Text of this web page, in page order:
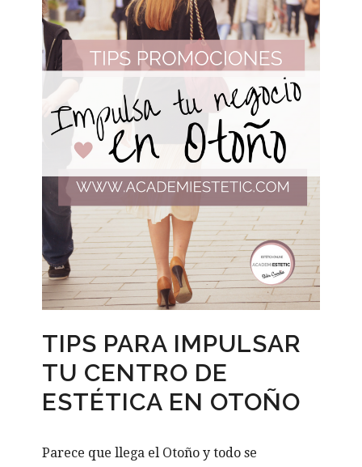
DE
BELLEZA
TIPS PARA IMPULSAR
TU CENTRO DE
ESTÉTICA EN OTOÑO
Parece que llega el Otoño y todo se